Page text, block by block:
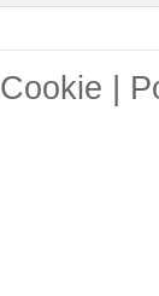
Cookie |